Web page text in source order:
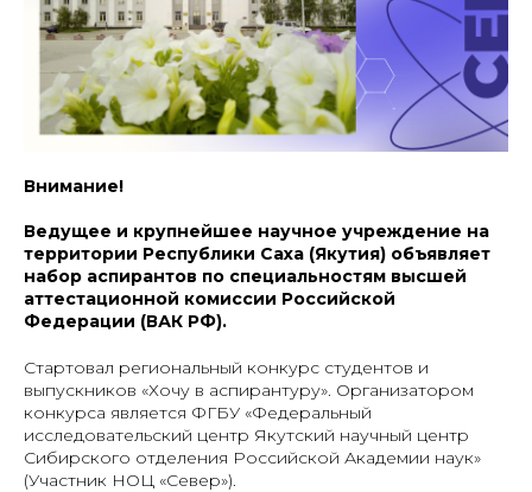
Внимание!
Ведущее и крупнейшее научное учреждение на
территории Республики Саха (Якутия) объявляет
набор аспирантов по специальностям высшей
аттестационной комиссии Российской
Федерации (ВАК РФ).
Стартовал региональный конкурс студентов и
выпускников «Хочу в аспирантуру». Организатором
конкурса является ФГБУ «Федеральный
исследовательский центр Якутский научный центр
Сибирского отделения Российской Академии наук»
(Участник НОЦ «Север»).